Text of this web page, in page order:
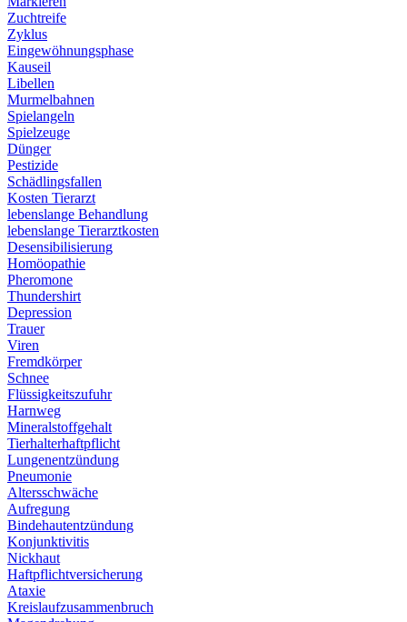
Zuchtreife
Zyklus
Eingewöhnungsphase
Kauseil
Libellen
Murmelbahnen
Spielangeln
Spielzeuge
Dünger
Pestizide
Schädlingsfallen
Kosten Tierarzt
lebenslange Behandlung
lebenslange Tierarztkosten
Desensibilisierung
Homöopathie
Pheromone
Thundershirt
Depression
Trauer
Viren
Fremdkörper
Schnee
Flüssigkeitszufuhr
Harnweg
Mineralstoffgehalt
Tierhalterhaftpflicht
Lungenentzündung
Pneumonie
Altersschwäche
Aufregung
Bindehautentzündung
Konjunktivitis
Nickhaut
Haftpflichtversicherung
Ataxie
Kreislaufzusammenbruch